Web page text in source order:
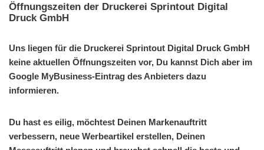
Öffnungszeiten der Druckerei Sprintout Digital
Druck GmbH
Uns liegen für die Druckerei Sprintout Digital Druck GmbH
keine aktuellen Öffnungszeiten vor, Du kannst Dich aber im
Google MyBusiness-Eintrag des Anbieters dazu
informieren.
Du hast es eilig, möchtest Deinen Markenauftritt
verbessern, neue Werbeartikel erstellen, Deinen